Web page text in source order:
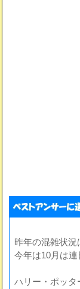
昨年の混雑状況
今年は10月は連
ハリー・ポッタ